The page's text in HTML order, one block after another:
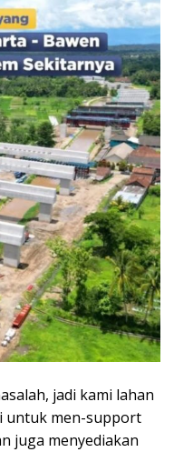
jadi kami lahan
untuk men-support
juga menyediakan